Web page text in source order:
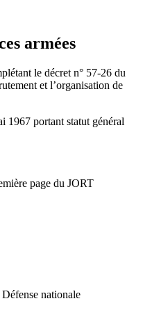
armées
le décret n° 57-26 du
et l’organisation de
1967 portant statut général
page du JORT
nationale